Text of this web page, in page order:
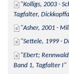
Kolligs, 2003 -
Tagfalter,
Asher, 2001 -
Settele, 1999 -
Ebert;
Band 1, Tagfalter I